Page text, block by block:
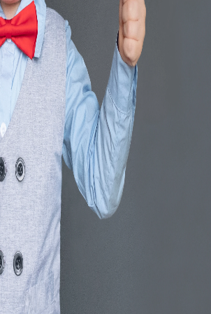
Kategorie: Svatební služby Region:
Zobrazit Vymazat vše